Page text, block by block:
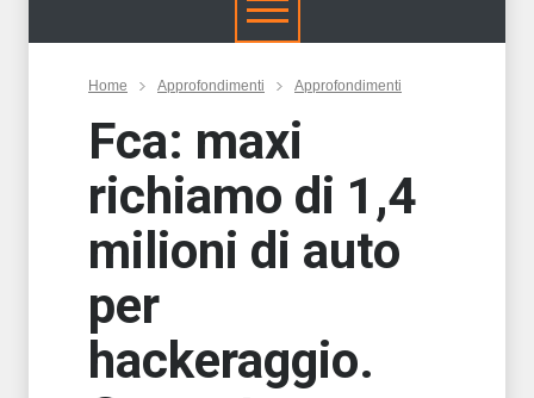
Home Approfondimenti Approfondimenti
Fca: maxi
richiamo di 1,4
milioni di auto
per
hackeraggio.